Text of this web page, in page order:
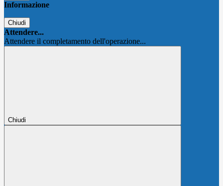
Informazione
Chiudi
Attendere...
Attendere il completamento dell'operazione...
Chiudi